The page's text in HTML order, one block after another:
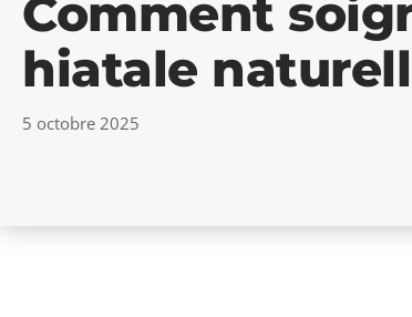
Comment
hiatale
5 octobre 2025